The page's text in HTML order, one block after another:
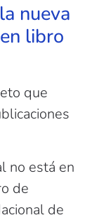
nueva
libro
que
no está en
de
de